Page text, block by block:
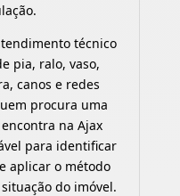
técnico
pia, ralo, vaso,
canos e redes
procura uma
na Ajax
para identificar
aplicar o método
do imóvel.